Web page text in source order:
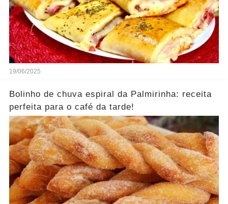
19/06/2025
Bolinho de chuva espiral da Palmirinha: receita
perfeita para o café da tarde!